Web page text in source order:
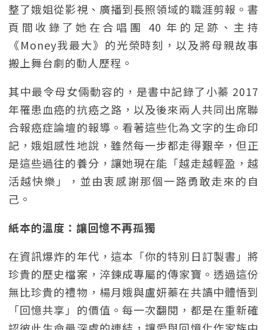
整了娥姐從影視、廣播到長照領域的職涯剪報。書
頁間收錄了她在合唱團 40 年的足跡、主持
《Money我最大》的光榮時刻，以及將母親故事
搬上舞台劇的動人歷程。
其中最令母女倆動容的，是書中記錄了小蓁 2017
年罹患血癌的抗癌之路，以及後來兩人共同出席聯
合報癌症論壇的報導。看著這些化為文字的生命印
記，娥姐感性地說，雖然每一步都走得艱辛，但正
是這些過往的養分，讓她現在能「越走越輕盈，越
活越快樂」，並由衷感謝那個一路勇敢走來的自
己。
紙本的溫度：讓回憶不再孤獨
在資訊爆炸的年代，這本「你的特別日訂製書」將
珍貴的歷史檔案，淬鍊成專屬的傳家寶。透過這份
無比珍貴的禮物，楊月娥與盧妍蓁在共讀中體悟到
「回憶共享」的價值。每一次翻閱，都是在重新確